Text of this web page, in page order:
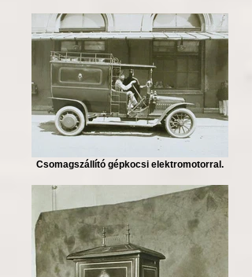
Csomagszállító gépkocsi elektromotorral.